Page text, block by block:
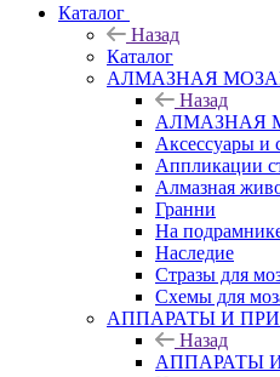
Каталог
Назад
Каталог
АЛМАЗНАЯ
Назад
АЛМАЗНАЯ
Аксессуары и
Аппликации
Алмазная
Гранни
На
Наследие
Стразы для
Схемы для
АППАРАТЫ И
Назад
АППАРАТЫ